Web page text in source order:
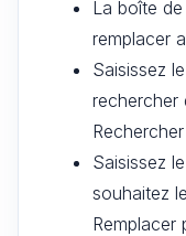
La boîte
remplacer
Saisissez
rechercher
Saisissez
souhaitez
Remplacer